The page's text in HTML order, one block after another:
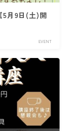
5月9日(土)開
EVENT